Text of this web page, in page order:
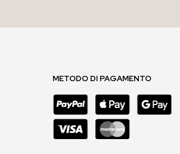
METODO DI PAGAMENTO